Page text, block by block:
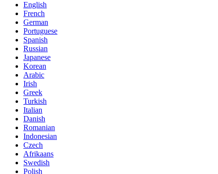
English
French
German
Portuguese
Spanish
Russian
Japanese
Korean
Arabic
Irish
Greek
Turkish
Italian
Danish
Romanian
Indonesian
Czech
Afrikaans
Swedish
Polish